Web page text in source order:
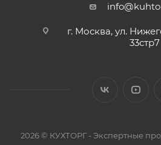
г. Москва, ул.
33стр7
2026 © КУХТОРГ - Экспертные